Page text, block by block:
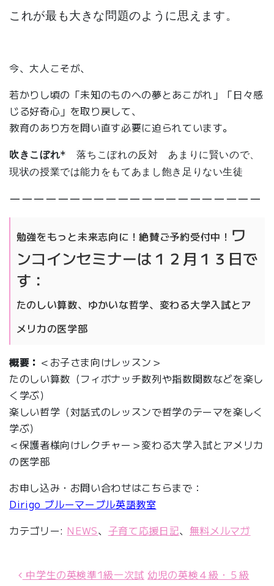
これが最も大きな問題のように思えます。
今、大人こそが、
若かりし頃の「未知のものへの夢とあこがれ」「日々感
じる好奇心」を取り戻して、
教育のあり方を問い直す必要に迫られています。
吹きこぼれ* 落ちこぼれの反対 あまりに賢いので、
現状の授業では能力をもてあまし飽き足りない生徒
ーーーーーーーーーーーーーーーーーーーーー
勉強をもっと未来志向に！絶賛ご予約受付中！ ワ
ンコインセミナーは１２月１３日で
す：
たのしい算数、ゆかいな哲学、変わる大学入試とア
メリカの医学部
概要： ＜お子さま向けレッスン＞
たのしい算数（フィボナッチ数列や指数関数などを楽し
く学ぶ）
楽しい哲学（対話式のレッスンで哲学のテーマを楽しく
学ぶ）
＜保護者様向けレクチャー＞変わる大学入試とアメリカ
の医学部
お申し込み・お問い合わせはこちらまで：
Dirigo ブルーマーブル英語教室
カテゴリー: NEWS、 子育て応援日記、 無料メルマガ
中学生の英検準1級一次試 幼児の英検４級・５級